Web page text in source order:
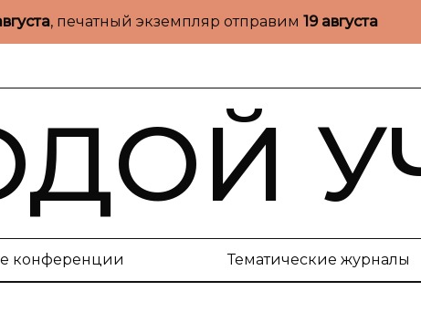
, печатный экземпляр отправим 19 августа
конференции Тематические журналы